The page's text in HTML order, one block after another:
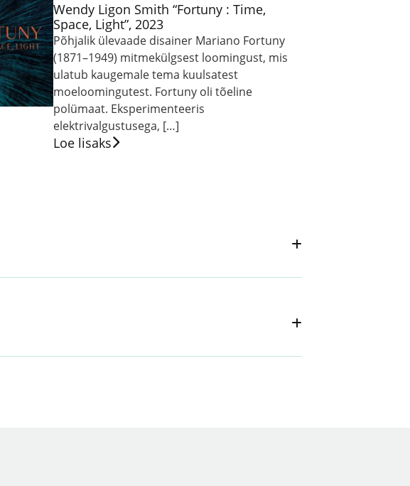
Wendy Ligon Smith “Fortuny : Time,
Space, Light”, 2023
Põhjalik ülevaade disainer Mariano Fortuny
(1871–1949) mitmekülgsest loomingust, mis
ulatub kaugemale tema kuulsatest
moeloomingutest. Fortuny oli tõeline
polümaat. Eksperimenteeris
elektrivalgustusega, […]
Loe lisaks